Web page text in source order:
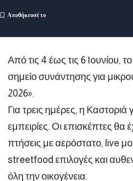
Από τις 4 έως τις 6
σημείο συνάντησης για
2026».
Για τρεις ημέρες, η Καστοριά
εμπειρίες. Οι επισκέπτες θα
πτήσεις με αερόστατο, live
streetfood επιλογές και
όλη την οικογένεια.